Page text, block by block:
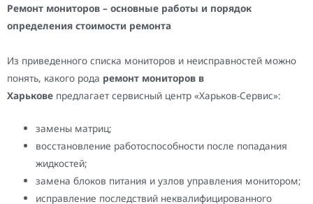
Ремонт мониторов – основные работы и порядок
определения стоимости ремонта
Из приведенного списка мониторов и неисправностей можно
понять, какого рода ремонт мониторов в
Харькове предлагает сервисный центр «Харьков-Сервис»:
замены матриц;
восстановление работоспособности после попадания
жидкостей;
замена блоков питания и узлов управления монитором;
исправление последствий неквалифицированного